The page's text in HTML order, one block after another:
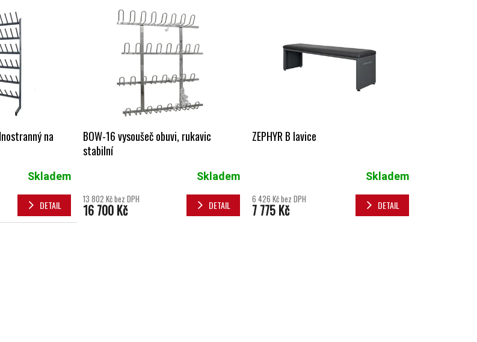
na
Skladem
DETAIL
BOW-16 vysoušeč obuvi, rukavic
stabilní
Skladem
13 802 Kč bez DPH
16 700 Kč DETAIL
ZEPHYR B lavice
Skladem
6 426 Kč bez DPH
7 775 Kč DETAIL